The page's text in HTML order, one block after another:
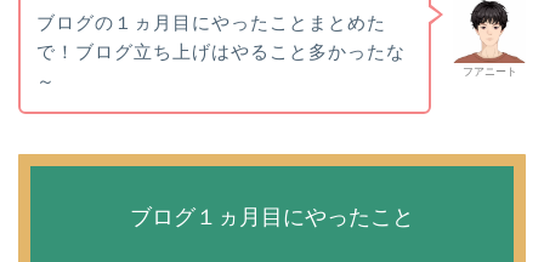
フアニート
ブログの１ヵ月目にやったことまとめた
で！ブログ立ち上げはやること多かったな
～
ブログ１ヵ月目にやったこと